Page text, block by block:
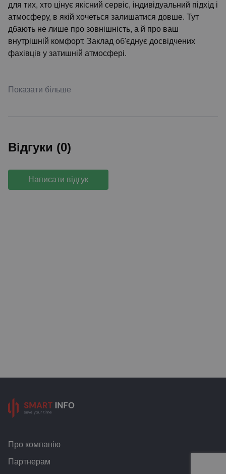
для тих, хто цінує якісний сервіс, індивідуальний підхід і
атмосферу, в якій хочеться залишатися довше. Тут
дбають не лише про зовнішність, а й про ваш
внутрішній комфорт. Заклад об'єднує досвідчених
фахівців у затишній атмосфері.
Показати більше
Відгуки (0)
Написати відгук
Про компанію
Партнерам